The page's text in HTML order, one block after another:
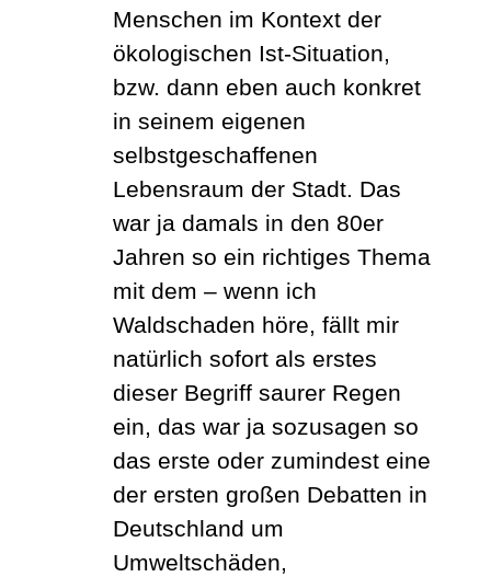
Menschen im Kontext der
ökologischen Ist-Situation,
bzw. dann eben auch konkret
in seinem eigenen
selbstgeschaffenen
Lebensraum der Stadt. Das
war ja damals in den 80er
Jahren so ein richtiges Thema
mit dem – wenn ich
Waldschaden höre, fällt mir
natürlich sofort als erstes
dieser Begriff saurer Regen
ein, das war ja sozusagen so
das erste oder zumindest eine
der ersten großen Debatten in
Deutschland um
Umweltschäden,